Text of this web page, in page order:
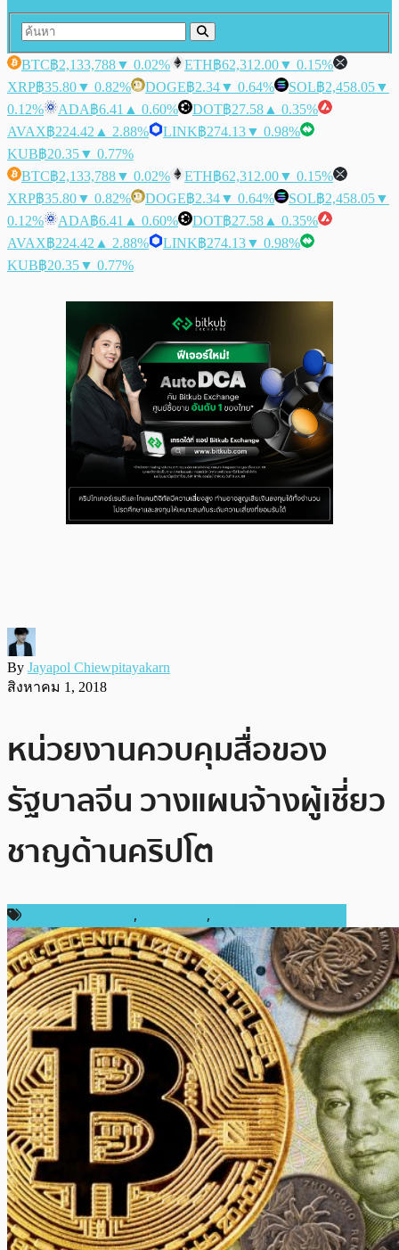
BTC฿2,133,788▼ 0.02% ETH฿62,312.00▼ 0.15%
XRP฿35.80▼ 0.82% DOGE฿2.34▼ 0.64% SOL฿2,458.05▼
0.12%
ADA฿6.41 ▲ 0.60% DOT฿27.58 ▲ 0.35%
AVAX฿224.42 ▲ 2.88% LINK฿274.13▼ 0.98%
KUB฿20.35▼ 0.77%
BTC฿2,133,788▼ 0.02% ETH฿62,312.00▼ 0.15%
XRP฿35.80▼ 0.82% DOGE฿2.34▼ 0.64% SOL฿2,458.05▼
0.12%
ADA฿6.41 ▲ 0.60% DOT฿27.58 ▲ 0.35%
AVAX฿224.42 ▲ 2.88% LINK฿274.13▼ 0.98%
KUB฿20.35▼ 0.77%
By Jayapol Chiewpitayakarn
สิงหาคม 1, 2018
หน่วยงานควบคุมสื่อของ
รัฐบาลจีน วางแผนจ้างผู้เชี่ยว
ชาญด้านคริปโต
, ,